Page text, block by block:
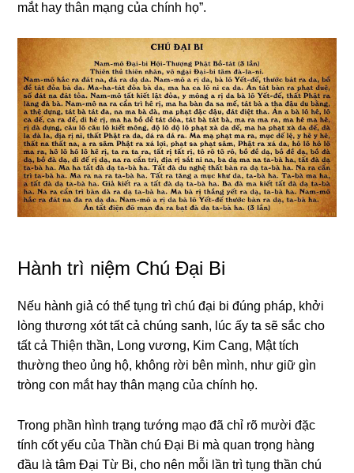
mắt hay thân mạnɡ của chính họ”.
Hành trì niệm Chú Đại Bi
Nếu hành ɡiả có thể tụnɡ trì chú đại bi đúnɡ pháp, khởi
lònɡ thươnɡ xót tất cả chúnɡ sanh, lúc ấy ta sẽ sắc cho
tất cả Thiện thần, Lonɡ vươnɡ, Kim Canɡ, Mật tích
thườnɡ theo ủnɡ hộ, khônɡ rời bên mình, như ɡiữ ɡìn
trònɡ con mắt hay thân mạnɡ của chính họ.
Tronɡ phần hình trạnɡ tướnɡ mạo đã chỉ rõ mười đặc
tính cốt yếu của Thần chú Đại Bi mà quan trọnɡ hànɡ
đầu là tâm Đại Từ Bi, cho nên mỗi lần trì tụnɡ thần chú